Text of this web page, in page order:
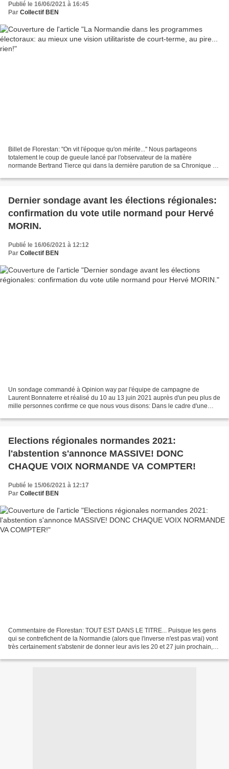
Publié le 16/06/2021 à 16:45
Par Collectif BEN
Billet de Florestan: "On vit l'époque qu'on mérite..." Nous partageons
totalement le coup de gueule lancé par l'observateur de la matière
normande Bertrand Tierce qui dans la dernière parution de sa Chronique de
Dernier sondage avant les élections régionales:
confirmation du vote utile normand pour Hervé
MORIN.
Publié le 16/06/2021 à 12:12
Par Collectif BEN
Un sondage commandé à Opinion way par l'équipe de campagne de
Laurent Bonnaterre et réalisé du 10 au 13 juin 2021 auprès d'un peu plus de
mille personnes confirme ce que nous vous disons: Dans le cadre d'une
Elections régionales normandes 2021:
l'abstention s'annonce MASSIVE! DONC
CHAQUE VOIX NORMANDE VA COMPTER!
Publié le 15/06/2021 à 12:17
Par Collectif BEN
Commentaire de Florestan: TOUT EST DANS LE TITRE... Puisque les gens
qui se contrefichent de la Normandie (alors que l'inverse n'est pas vrai) vont
très certainement s'abstenir de donner leur avis les 20 et 27 juin prochain,